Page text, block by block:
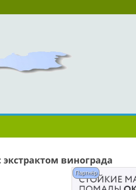
винограда
Партнёр